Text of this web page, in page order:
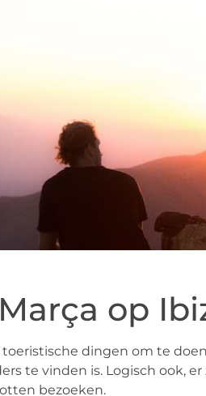
op
dingen om te
te vinden is. Logisch ook,
bezoeken.